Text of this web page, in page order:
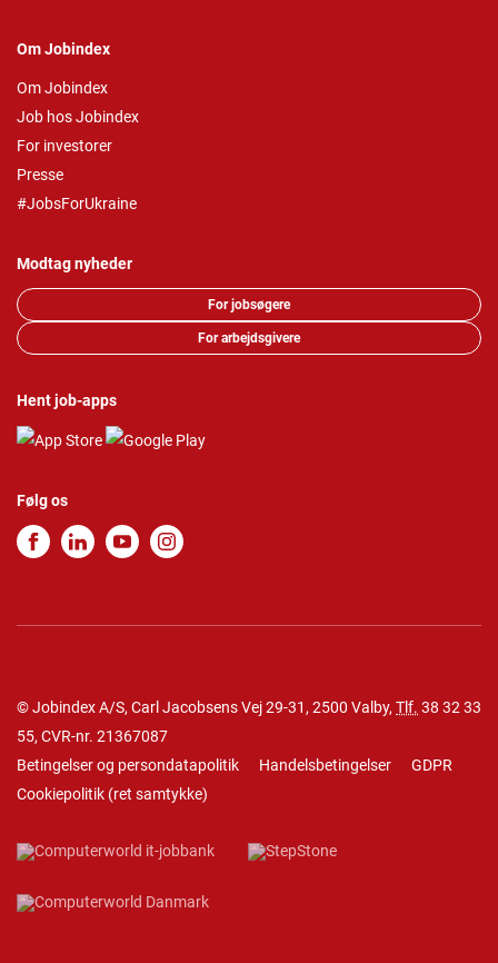
Om Jobindex
Om Jobindex
Job hos Jobindex
For investorer
Presse
#JobsForUkraine
Modtag nyheder
For jobsøgere
For arbejdsgivere
Hent job-apps
Følg os
© Jobindex A/S, Carl Jacobsens Vej 29-31, 2500 Valby, Tlf. 38 32 33
55, CVR-nr. 21367087
Betingelser og persondatapolitik
Handelsbetingelser
GDPR
Cookiepolitik (ret samtykke)